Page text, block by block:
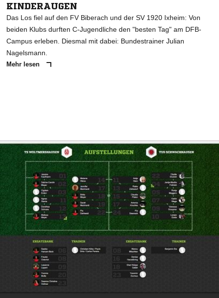
KINDERAUGEN
Das Los fiel auf den FV Biberach und der SV 1920 Ixheim: Von
beiden Klubs durften C-Jugendliche den "besten Tag" am DFB-
Campus erleben. Diesmal mit dabei: Bundestrainer Julian
Nagelsmann.
Mehr lesen